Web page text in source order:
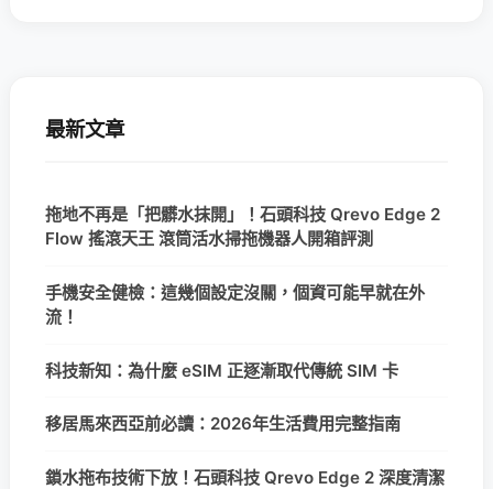
最新文章
拖地不再是「把髒水抹開」！石頭科技 Qrevo Edge 2
Flow 搖滾天王 滾筒活水掃拖機器人開箱評測
手機安全健檢：這幾個設定沒關，個資可能早就在外
流！
科技新知：為什麼 eSIM 正逐漸取代傳統 SIM 卡
移居馬來西亞前必讀：2026年生活費用完整指南
鎖水拖布技術下放！石頭科技 Qrevo Edge 2 深度清潔